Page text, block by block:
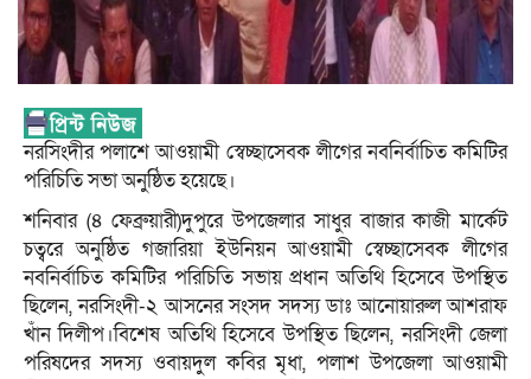
নরসিংদীর পলাশে আওয়ামী স্বেচ্ছাসেবক লীগের নবনির্বাচিত কমিটির
পরিচিতি সভা অনুষ্ঠিত হয়েছে।
শনিবার (৪ ফেব্রুয়ারী)দুপুরে উপজেলার সাধুর বাজার কাজী মার্কেট
চত্বরে অনুষ্ঠিত গজারিয়া ইউনিয়ন আওয়ামী স্বেচ্ছাসেবক লীগের
নবনির্বাচিত কমিটির পরিচিতি সভায় প্রধান অতিথি হিসেবে উপস্থিত
ছিলেন, নরসিংদী-২ আসনের সংসদ সদস্য ডাঃ আনোয়ারুল আশরাফ
খাঁন দিলীপ।বিশেষ অতিথি হিসেবে উপস্থিত ছিলেন, নরসিংদী জেলা
পরিষদের সদস্য ওবায়দুল কবির মৃধা, পলাশ উপজেলা আওয়ামী